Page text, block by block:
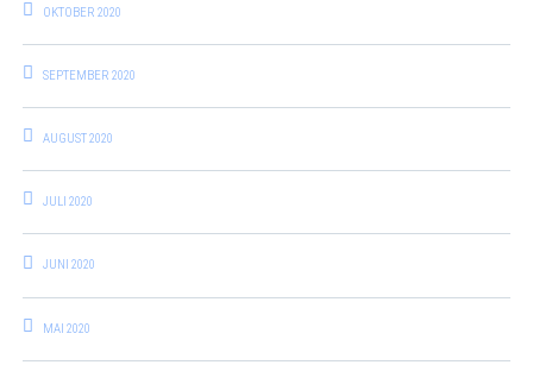
OKTOBER 2020
SEPTEMBER 2020
AUGUST 2020
JULI 2020
JUNI 2020
MAI 2020